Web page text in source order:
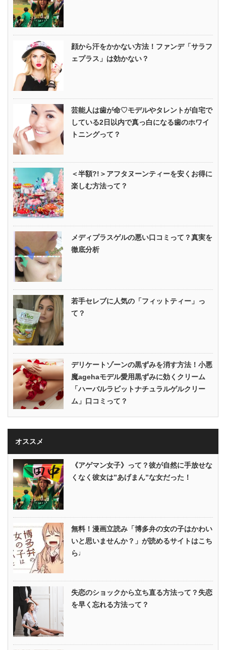
顔から汗をかかない方法！ファンデ「サラフ
ェプラス」は効かない？
芸能人は歯が命♡モデルやタレントが自宅で
している2日以内で真っ白になる歯のホワイ
トニングって？
＜半額?!＞アフタヌーンティーを安くお得に
楽しむ方法って？
メディプラスゲルの悪い口コミって？真実を
徹底分析
若手セレブに人気の「フィットティー」っ
て？
デリケートゾーンの黒ずみを消す方法！小悪
魔agehaモデル愛用黒ずみに効くクリーム
「ハーバルラビットナチュラルゲルクリー
ム」口コミって？
オススメ
《アゲマン女子》って？彼が自然に手放せな
くなく彼女は”あげまん”な女だった！
無料！漫画立読み「博多弁の女の子はかわい
いと思いませんか？」が読めるサイトはこち
ら♩
失恋のショックから立ち直る方法って？失恋
を早く忘れる方法って？